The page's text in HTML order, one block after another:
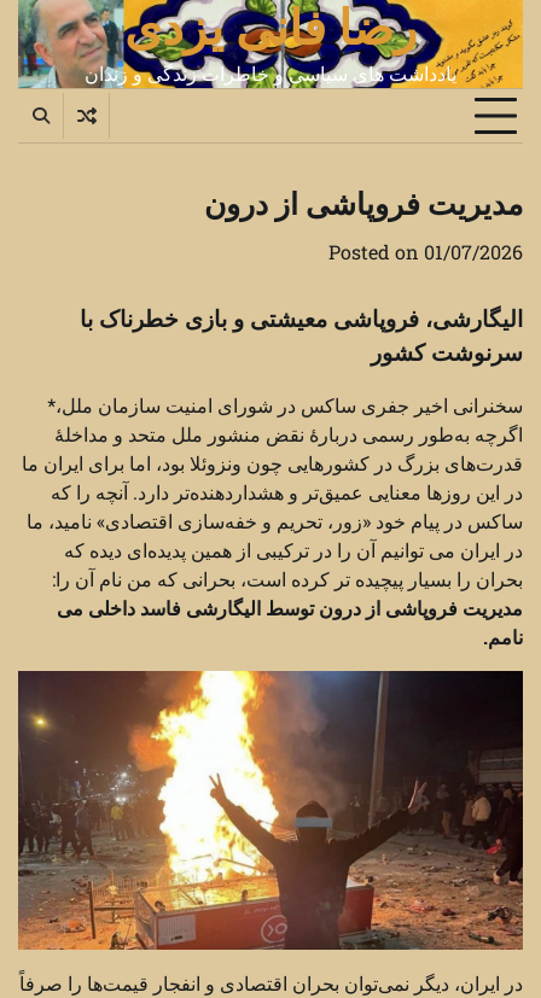
content
رضا فانی یزدی
یادداشت های سیاسی و خاطرات زندگی و زندان
مدیریت فروپاشی از درون
Posted on 01/07/2026
الیگارشی، فروپاشی معیشتی و بازی خطرناک با
سرنوشت کشور
سخنرانی اخیر جفری ساکس در شورای امنیت سازمان ملل،*
اگرچه به‌طور رسمی دربارهٔ نقض منشور ملل متحد و مداخلهٔ
قدرت‌های بزرگ در کشورهایی چون ونزوئلا بود، اما برای ایران ما
در این روزها معنایی عمیق‌تر و هشداردهنده‌تر دارد. آنچه را که
ساکس در پیام خود «زور، تحریم و خفه‌سازی اقتصادی» نامید، ما
در ایران می توانیم آن را در ترکیبی از همین پدیده‌ای دیده که
بحران را بسیار پیچیده تر کرده است، بحرانی که من نام آن را:
مدیریت فروپاشی از درون توسط الیگارشی فاسد داخلی می
نامم.
در ایران، دیگر نمی‌توان بحران اقتصادی و انفجار قیمت‌ها را صرفاً